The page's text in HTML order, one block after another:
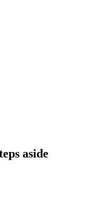
aside